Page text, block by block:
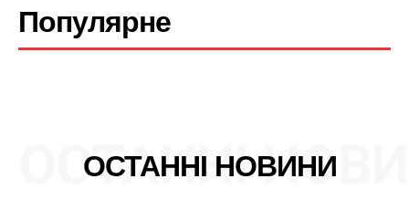
Політика конфіденційності
Редакційна політика
Популярне
ОСТАННІ НОВИНИ
ОСТАННІ